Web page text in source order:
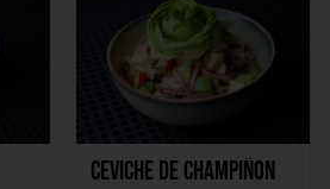
Ceviche de Champiñon